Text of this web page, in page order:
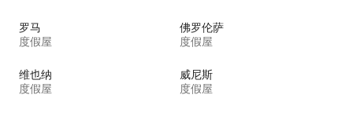
罗马
度假屋
佛罗伦萨
度假屋
维也纳
度假屋
威尼斯
度假屋